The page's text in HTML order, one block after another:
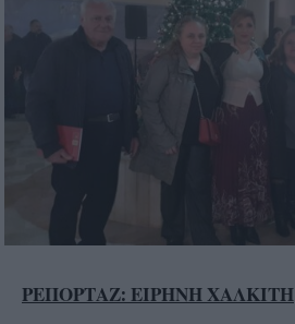
ΡΕΠΟΡΤΑΖ: ΕΙΡΗΝΗ ΧΑΛΚΙΤΗ